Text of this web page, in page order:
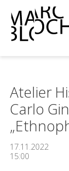
Atelier
Carlo
17.11.2022
15:00